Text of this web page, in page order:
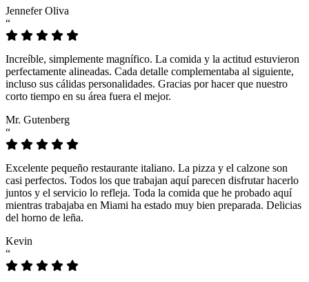
Jennefer Oliva
“
Increíble, simplemente magnífico. La comida y la actitud estuvieron
perfectamente alineadas. Cada detalle complementaba al siguiente,
incluso sus cálidas personalidades. Gracias por hacer que nuestro
corto tiempo en su área fuera el mejor.
Mr. Gutenberg
“
Excelente pequeño restaurante italiano. La pizza y el calzone son
casi perfectos. Todos los que trabajan aquí parecen disfrutar hacerlo
juntos y el servicio lo refleja. Toda la comida que he probado aquí
mientras trabajaba en Miami ha estado muy bien preparada. Delicias
del horno de leña.
Kevin
“